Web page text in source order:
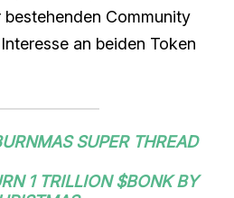
bestehenden Community
an beiden Token
SUPER THREAD
1 TRILLION$BONKBY